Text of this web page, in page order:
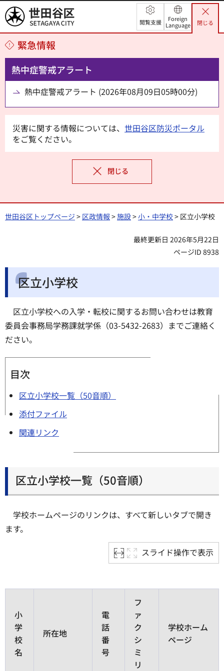
世田谷区 閲覧支援
Foreign
Language
閉じる
緊急情報
熱中症警戒アラート
熱中症警戒アラート (2026年08月09日05時00分)
災害に関する情報については、 世田谷区防災ポータル
をご覧ください。
閉じる
世田谷区トップページ > 区政情報 >施設>小・中学校> 区立小学校
最終更新日 2026年5月22日
ページID 8938
区立小学校
区立小学校への入学・転校に関するお問い合わせは教育
委員会事務局学務課就学係（03-5432-2683）までご連絡く
ださい。
目次
区立小学校一覧（50音順）
添付ファイル
関連リンク
区立小学校一覧（50音順）
学校ホームページのリンクは、すべて新しいタブで開き
ます。
スライド操作で表示
小
学
校
名
所在地
電
話
番
号
フ
ァ
ク
シ
ミ
リ
学校ホーム
ページ